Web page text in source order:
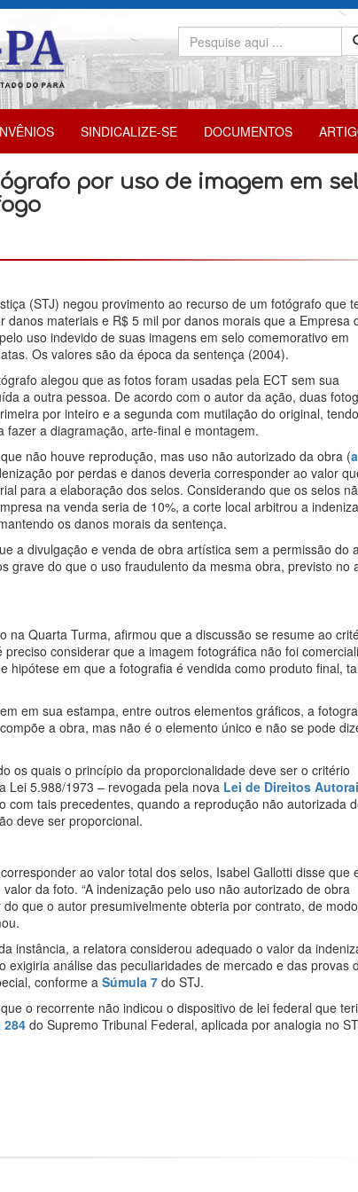
SINDICALIZE-SE DOCUMENTOS
por uso de imagem em
(STJ) negou provimento ao recurso de um fotógrafo que
materiais e R$ 5 mil por danos morais que a Empresa
uso indevido de suas imagens em selo comemorativo em
Os valores são da época da sentença (2004).
alegou que as fotos foram usadas pela ECT sem sua
a outra pessoa. De acordo com o autor da ação, duas
por inteiro e a segunda com mutilação do original,
a diagramação, arte-final e montagem.
não houve reprodução, mas uso não autorizado da obra (
por perdas e danos deveria corresponder ao valor
para a elaboração dos selos. Considerando que os selos
na venda seria de 10%, a corte local arbitrou a
os danos morais da sentença.
a divulgação e venda de obra artística sem a permissão do
grave do que o uso fraudulento da mesma obra, previsto no
na Quarta Turma, afirmou que a discussão se resume ao
considerar que a imagem fotográfica não foi
hipótese em que a fotografia é vendida como produto final,
em sua estampa, entre outros elementos gráficos, a
a obra, mas não é o elemento único e não se pode
os quais o princípio da proporcionalidade deve ser o critério
Lei 5.988/1973 – revogada pela nova Lei de Direitos
com tais precedentes, quando a reprodução não autorizada
deve ser proporcional.
ao valor total dos selos, Isabel Gallotti disse que
da foto. “A indenização pelo uso não autorizado de obra
que o autor presumivelmente obteria por contrato, de
instância, a relatora considerou adequado o valor da
exigiria análise das peculiaridades de mercado e das provas
conforme a Súmula 7 do STJ.
o recorrente não indicou o dispositivo de lei federal que
284do Supremo Tribunal Federal, aplicada por analogia no